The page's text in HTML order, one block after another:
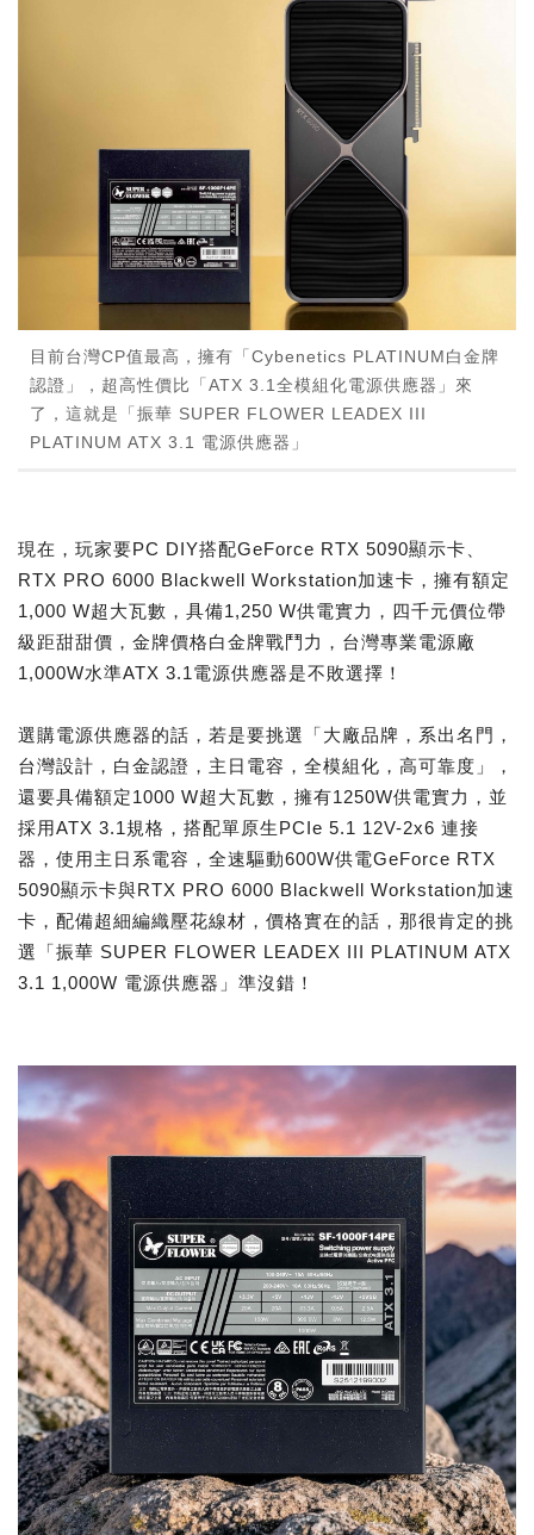
目前台灣CP值最高，擁有「Cybenetics PLATINUM白金牌
認證」，超高性價比「ATX 3.1全模組化電源供應器」來
了，這就是「振華 SUPER FLOWER LEADEX III
PLATINUM ATX 3.1 電源供應器」
現在，玩家要PC DIY搭配GeForce RTX 5090顯示卡、
RTX PRO 6000 Blackwell Workstation加速卡，擁有額定
1,000 W超大瓦數，具備1,250 W供電實力，四千元價位帶
級距甜甜價，金牌價格白金牌戰鬥力，台灣專業電源廠
1,000W水準ATX 3.1電源供應器是不敗選擇！
選購電源供應器的話，若是要挑選「大廠品牌，系出名門，
台灣設計，白金認證，主日電容，全模組化，高可靠度」，
還要具備額定1000 W超大瓦數，擁有1250W供電實力，並
採用ATX 3.1規格，搭配單原生PCIe 5.1 12V-2x6 連接
器，使用主日系電容，全速驅動600W供電GeForce RTX
5090顯示卡與RTX PRO 6000 Blackwell Workstation加速
卡，配備超細編織壓花線材，價格實在的話，那很肯定的挑
選「振華 SUPER FLOWER LEADEX III PLATINUM ATX
3.1 1,000W 電源供應器」準沒錯！